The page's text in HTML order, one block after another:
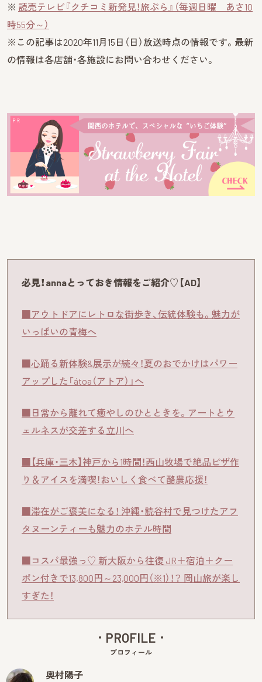
※ 読売テレビ『クチコミ新発見！旅ぷら』（毎週日曜 あさ10
時55分～）
※この記事は2020年11月15日（日）放送時点の情報です。最新
の情報は各店舗・各施設にお問い合わせください。
必見！annaとっておき情報をご紹介♡【AD】
■アウトドアにレトロな街歩き、伝統体験も。魅力が
いっぱいの青梅へ
■心踊る新体験&展示が続々！夏のおでかけはパワー
アップした「átoa（アトア）」へ
■日常から離れて癒やしのひとときを。アートとウ
ェルネスが交差する立川へ
■【兵庫・三木】神戸から1時間！西山牧場で絶品ピザ作
り＆アイスを満喫！おいしく食べて酪農応援！
■滞在がご褒美になる！ 沖縄・読谷村で見つけたアフ
タヌーンティーも魅力のホテル時間
■コスパ最強っ♡ 新大阪から往復 JR＋宿泊＋クー
ポン付きで13,800円～23,000円（※1）！？ 岡山旅が楽し
すぎた！
PROFILE
プロフィール
奥村陽子